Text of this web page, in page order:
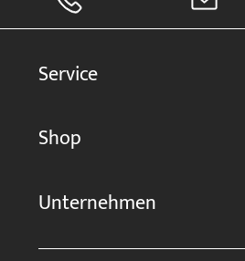
Service
Shop
Unternehmen